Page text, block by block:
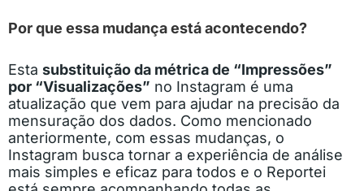
Por que essa mudança está acontecendo?
Esta substituição da métrica de “Impressões”
por “Visualizações” no Instagram é uma
atualização que vem para ajudar na precisão da
mensuração dos dados. Como mencionado
anteriormente, com essas mudanças, o
Instagram busca tornar a experiência de análise
mais simples e eficaz para todos e o Reportei